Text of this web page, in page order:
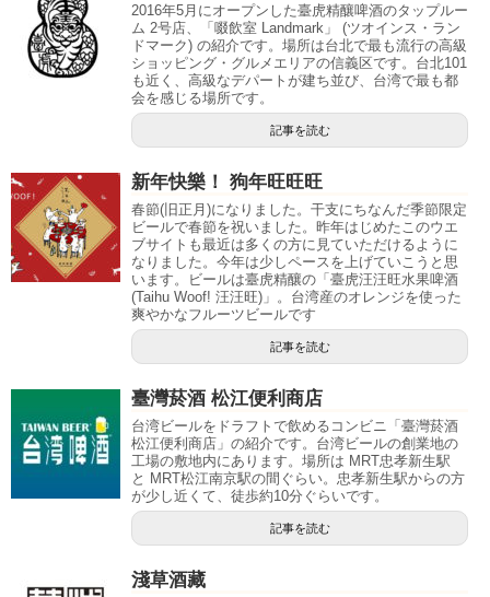
2016年5月にオープンした臺虎精釀啤酒のタップルー
ム 2号店、「啜飲室 Landmark」 (ツオインス・ラン
ドマーク) の紹介です。場所は台北で最も流行の高級
ショッピング・グルメエリアの信義区です。台北101
も近く、高級なデパートが建ち並び、台湾で最も都
会を感じる場所です。
記事を読む
新年快樂！ 狗年旺旺旺
春節(旧正月)になりました。干支にちなんだ季節限定
ビールで春節を祝いました。昨年はじめたこのウエ
ブサイトも最近は多くの方に見ていただけるように
なりました。今年は少しペースを上げていこうと思
います。ビールは臺虎精釀の「臺虎汪汪旺水果啤酒
(Taihu Woof! 汪汪旺)」。台湾産のオレンジを使った
爽やかなフルーツビールです
記事を読む
臺灣菸酒 松江便利商店
台湾ビールをドラフトで飲めるコンビニ「臺灣菸酒
松江便利商店」の紹介です。台湾ビールの創業地の
工場の敷地内にあります。場所は MRT忠孝新生駅
と MRT松江南京駅の間ぐらい。忠孝新生駅からの方
が少し近くて、徒歩約10分ぐらいです。
記事を読む
淺草酒藏